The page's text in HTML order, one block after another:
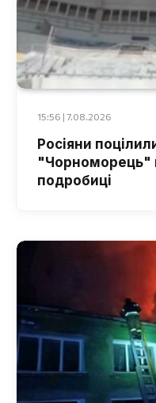
15:56 | 7.08.2026
Росіяни
"Чорноморець"
подробиці